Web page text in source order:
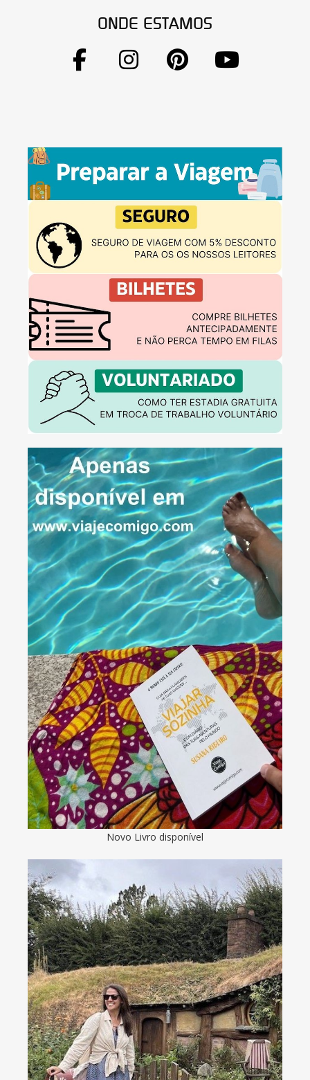
ONDE ESTAMOS
Novo Livro disponível